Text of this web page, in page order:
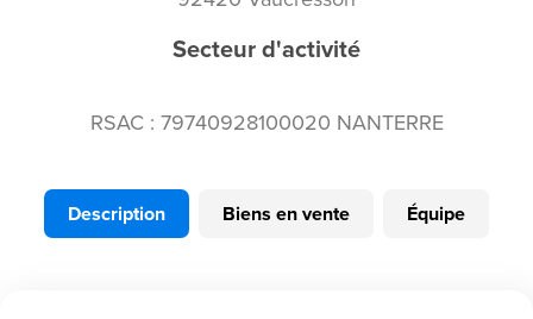
Secteur d'activité
RSAC : 79740928100020 NANTERRE
Description Biens en vente Équipe